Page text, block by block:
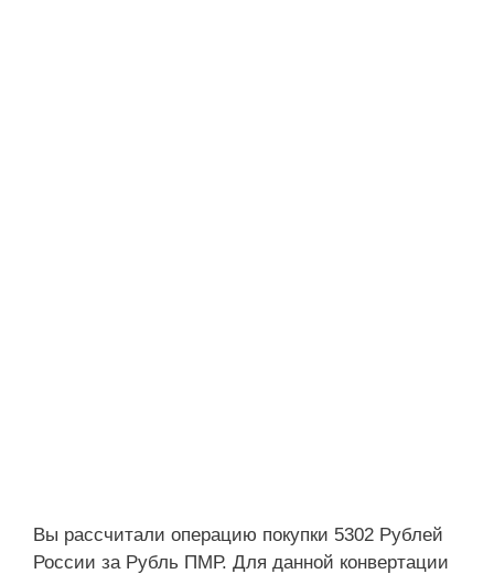
Вы рассчитали операцию покупки 5302 Рублей
России за Рубль ПМР. Для данной конвертации